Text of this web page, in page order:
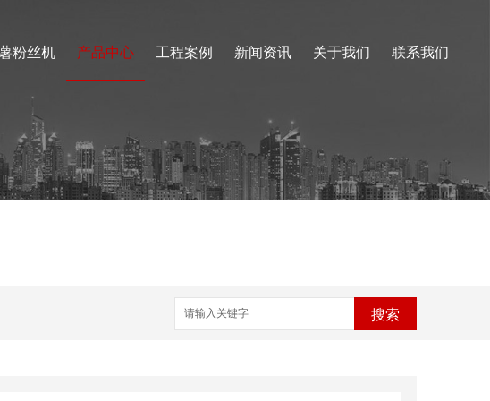
粉丝机 产品中心 工程案例 新闻资讯 关于我们 联系我们
搜索